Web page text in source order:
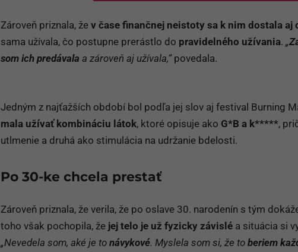
Zároveň priznala, že v čase finančnej neistoty sa k nim dostala aj
sama užívala, čo postupne prerástlo do pravidelného užívania. „
som ich predávala a zároveň aj užívala,“povedala.
Jedným z najťažších období bol podľa jej slov aj festival Burning
mala užívať kombináciu látok, ktoré opisuje ako G*B a k*****,
utlmenie a druhá ako stimulácia na udržanie bdelosti.
Po 30-ke chcela prestať
Zároveň priznala, že verila, že po oslave 30. narodenín s tým
toho však pochopila, že jej telo je už fyzicky závislé a situácia si
„Nevedela som, aké je to návykové. Myslela som si, že to beriem